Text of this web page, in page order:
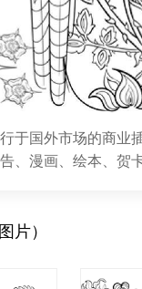
于国外市场的商
、漫画、绘本、贺
片）